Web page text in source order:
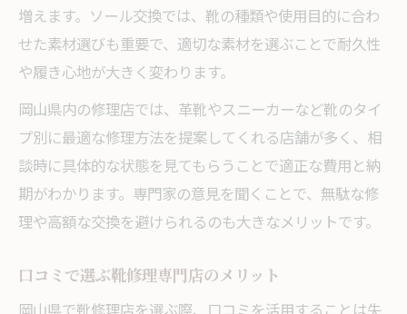
増えます。ソール交換では、靴の種類や使用目的に合わ
せた素材選びも重要で、適切な素材を選ぶことで耐久性
や履き心地が大きく変わります。
岡山県内の修理店では、革靴やスニーカーなど靴のタイ
プ別に最適な修理方法を提案してくれる店舗が多く、相
談時に具体的な状態を見てもらうことで適正な費用と納
期がわかります。専門家の意見を聞くことで、無駄な修
理や高額な交換を避けられるのも大きなメリットです。
口コミで選ぶ靴修理専門店のメリット
岡山県で靴修理店を選ぶ際、口コミを活用することは失